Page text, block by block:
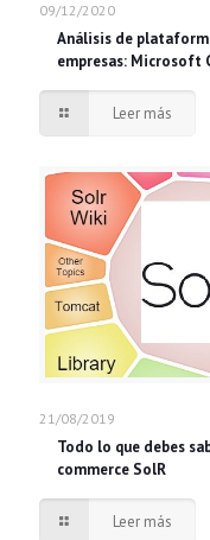
09/12/2020
Análisis de
empresas: Microsoft
Leer más
21/08/2019
Todo lo que debes
commerce SolR
Leer más